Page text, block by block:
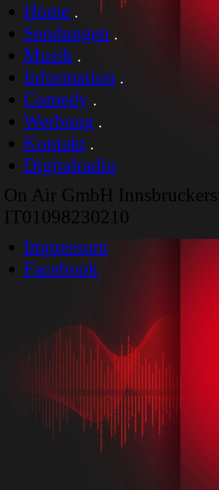
Home
Sendungen
Musik
Information
Comedy
Werbung
Kontakt
Digitalradio
On Air GmbH
IT01098230210
Impressum
Facebook